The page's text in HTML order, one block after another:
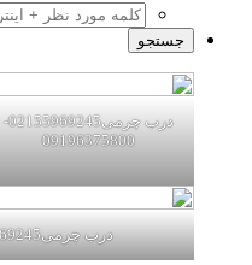
درب چرمی02155969245-
09196375800
درب چرمی02155969245-09196375800